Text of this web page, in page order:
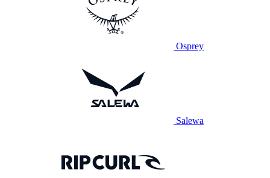
Osprey
Salewa